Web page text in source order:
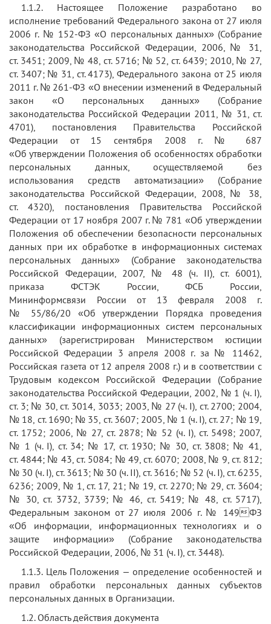
1.1.2. Настоящее Положение разработано во
исполнение требований Федерального закона от 27 июля
2006 г. № 152-ФЗ «О персональных данных» (Собрание
законодательства Российской Федерации, 2006, № 31,
ст. 3451; 2009, № 48, ст. 5716; № 52, ст. 6439; 2010, № 27,
ст. 3407; № 31, ст. 4173), Федерального закона от 25 июля
2011 г. № 261-ФЗ «О внесении изменений в Федеральный
закон «О персональных данных» (Собрание
законодательства Российской Федерации 2011, № 31, ст.
4701), постановления Правительства Российской
Федерации от 15 сентября 2008 г. № 687
«Об утверждении Положения об особенностях обработки
персональных данных, осуществляемой без
использования средств автоматизации» (Собрание
законодательства Российской Федерации, 2008, № 38,
ст. 4320), постановления Правительства Российской
Федерации от 17 ноября 2007 г. № 781 «Об утверждении
Положения об обеспечении безопасности персональных
данных при их обработке в информационных системах
персональных данных» (Собрание законодательства
Российской Федерации, 2007, № 48 (ч. II), ст. 6001),
приказа ФСТЭК России, ФСБ России,
Мининформсвязи России от 13 февраля 2008 г.
№ 55/86/20 «Об утверждении Порядка проведения
классификации информационных систем персональных
данных» (зарегистрирован Министерством юстиции
Российской Федерации 3 апреля 2008 г. за № 11462,
Российская газета от 12 апреля 2008 г.) и в соответствии с
Трудовым кодексом Российской Федерации (Собрание
законодательства Российской Федерации, 2002, № 1 (ч. I),
ст. 3; № 30, ст. 3014, 3033; 2003, № 27 (ч. I), ст. 2700; 2004,
№ 18, ст. 1690; № 35, ст. 3607; 2005, № 1 (ч. I), ст. 27; № 19,
ст. 1752; 2006, № 27, ст. 2878; № 52 (ч. I), ст. 5498; 2007,
№ 1 (ч. I), ст. 34; № 17, ст. 1930; № 30, ст. 3808; № 41,
ст. 4844; № 43, ст. 5084; № 49, ст. 6070; 2008, № 9, ст. 812;
№ 30 (ч. I), ст. 3613; № 30 (ч. II), ст. 3616; № 52 (ч. I), ст. 6235,
6236; 2009, № 1, ст. 17, 21; № 19, ст. 2270; № 29, ст. 3604;
№ 30, ст. 3732, 3739; № 46, ст. 5419; № 48, ст. 5717),
Федеральным законом от 27 июля 2006 г. № 149ФЗ
«Об информации, информационных технологиях и о
защите информации» (Собрание законодательства
Российской Федерации, 2006, № 31 (ч. I), ст. 3448).
1.1.3. Цель Положения – определение особенностей и
правил обработки персональных данных субъектов
персональных данных в Организации.
1.2. Область действия документа